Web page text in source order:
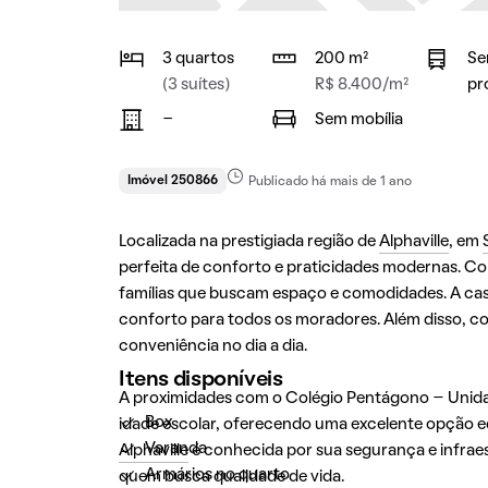
3 quartos
(3 suítes)
200 m²
R$ 8.400/m²
- Sem mobília
Imóvel 250866 Publicado há mais de 1 ano
Localizada na prestigiada região de Alphaville, em
perfeita de conforto e praticidades modernas.
famílias que buscam espaço e comodidades. A
conforto para todos os moradores. Além disso,
conveniência no dia a dia.
A proximidades com o Colégio Pentágono –
idade escolar, oferecendo uma excelente opção
Alphavilleé conhecida por sua segurança e
quem busca qualidade de vida.
Itens disponíveis
Box
Varanda
Armários no quarto